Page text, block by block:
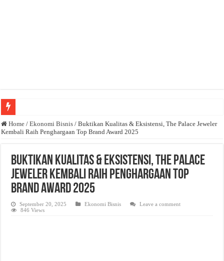
Anda butuh promosi usaha? Kontak ke Email redaksi@bisnisnasional.com
Dibutuhkan Marketing. Lamaran di-email ke redaksi@bisnisnasional.com
Home / Ekonomi Bisnis / Buktikan Kualitas & Eksistensi, The Palace Jeweler
Kembali Raih Penghargaan Top Brand Award 2025
Buktikan Kualitas & Eksistensi, The Palace
Jeweler Kembali Raih Penghargaan Top
Brand Award 2025
September 20, 2025 Ekonomi Bisnis
Leave a comment
846 Views